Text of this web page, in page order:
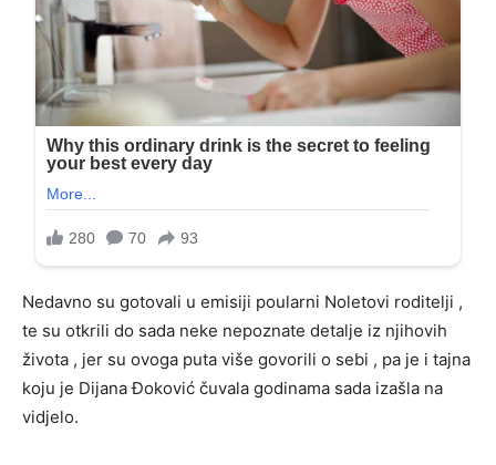
Nedavno su gotovali u emisiji poularni Noletovi roditelji ,
te su otkrili do sada neke nepoznate detalje iz njihovih
života , jer su ovoga puta više govorili o sebi , pa je i tajna
koju je Dijana Đoković čuvala godinama sada izašla na
vidjelo.